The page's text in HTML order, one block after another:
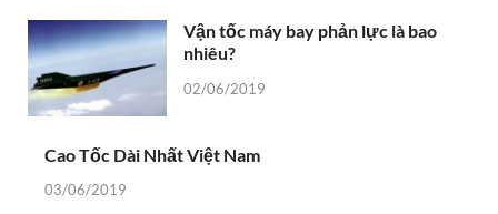
Vận tốc máy bay phản lực là bao
nhiêu?
02/06/2019
Cao Tốc Dài Nhất Việt Nam
03/06/2019